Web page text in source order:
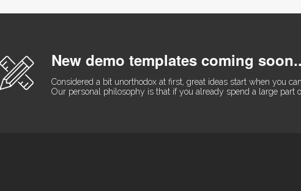
New demo templates coming
Considered a bit unorthodox at first, great ideas start when you
Our personal philosophy is that if you already spend a large part